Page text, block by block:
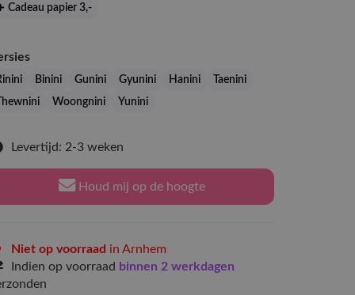
Cadeau papier 3,-
Binini Gunini Gyunini Hanini
Taenini
Thewnini
Woongnini Yunini
Levertijd: 2-3 weken
Houd mij op de hoogte
Niet op voorraad in Arnhem
Indien op voorraad binnen 2 werkdagen